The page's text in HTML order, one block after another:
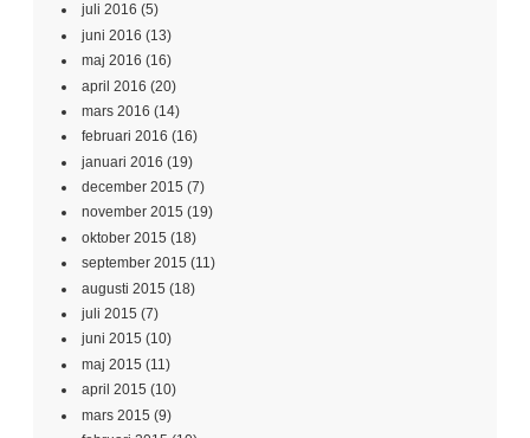
juli 2016 (5)
juni 2016 (13)
maj 2016 (16)
april 2016 (20)
mars 2016 (14)
februari 2016 (16)
januari 2016 (19)
december 2015 (7)
november 2015 (19)
oktober 2015 (18)
september 2015 (11)
augusti 2015 (18)
juli 2015 (7)
juni 2015 (10)
maj 2015 (11)
april 2015 (10)
mars 2015 (9)